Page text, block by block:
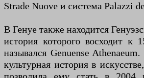
Strade Nuove и система Palazzi
В Генуе также находится
история которого восходит к
назывался Genuense
культурная история в